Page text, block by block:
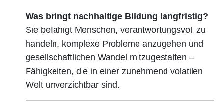
Was bringt nachhaltige Bildung langfristig?
Sie befähigt Menschen, verantwortungsvoll zu
handeln, komplexe Probleme anzugehen und
gesellschaftlichen Wandel mitzugestalten –
Fähigkeiten, die in einer zunehmend volatilen
Welt unverzichtbar sind.